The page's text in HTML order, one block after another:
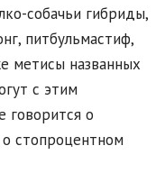
собачьи гибриды,
питбульмастиф,
метисы названных
с этим
говорится о
о стопроцентном